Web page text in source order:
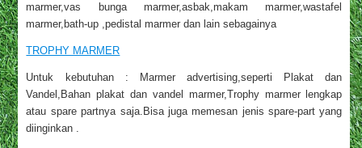
marmer,vas bunga marmer,asbak,makam marmer,wastafel
marmer,bath-up ,pedistal marmer dan lain sebagainya
TROPHY MARMER
Untuk kebutuhan : Marmer advertising,seperti Plakat dan
Vandel,Bahan plakat dan vandel marmer,Trophy marmer lengkap
atau spare partnya saja.Bisa juga memesan jenis spare-part yang
diinginkan .